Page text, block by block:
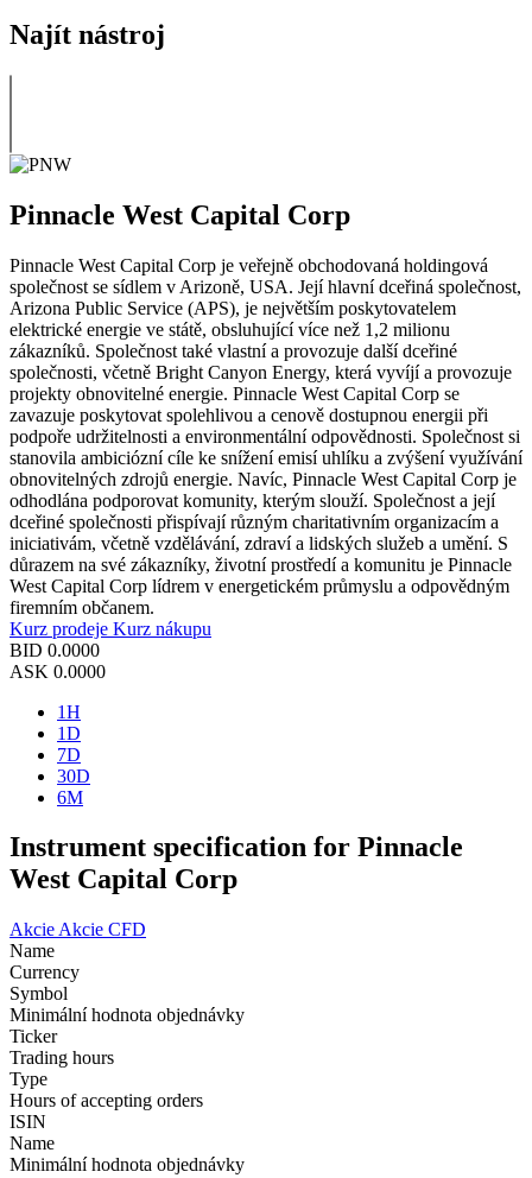
Najít nástroj
Pinnacle West Capital Corp
Pinnacle West Capital Corp je veřejně obchodovaná holdingová
společnost se sídlem v Arizoně, USA. Její hlavní dceřiná společnost,
Arizona Public Service (APS), je největším poskytovatelem
elektrické energie ve státě, obsluhující více než 1,2 milionu
zákazníků. Společnost také vlastní a provozuje další dceřiné
společnosti, včetně Bright Canyon Energy, která vyvíjí a provozuje
projekty obnovitelné energie. Pinnacle West Capital Corp se
zavazuje poskytovat spolehlivou a cenově dostupnou energii při
podpoře udržitelnosti a environmentální odpovědnosti. Společnost si
stanovila ambiciózní cíle ke snížení emisí uhlíku a zvýšení využívání
obnovitelných zdrojů energie. Navíc, Pinnacle West Capital Corp je
odhodlána podporovat komunity, kterým slouží. Společnost a její
dceřiné společnosti přispívají různým charitativním organizacím a
iniciativám, včetně vzdělávání, zdraví a lidských služeb a umění. S
důrazem na své zákazníky, životní prostředí a komunitu je Pinnacle
West Capital Corp lídrem v energetickém průmyslu a odpovědným
firemním občanem.
Kurz prodeje Kurz nákupu
BID 0.0000
ASK 0.0000
1H
1D
7D
30D
6M
Instrument specification for Pinnacle
West Capital Corp
Akcie Akcie CFD
Name
Currency
Symbol
Minimální hodnota objednávky
Ticker
Trading hours
Type
Hours of accepting orders
ISIN
Name
Minimální hodnota objednávky